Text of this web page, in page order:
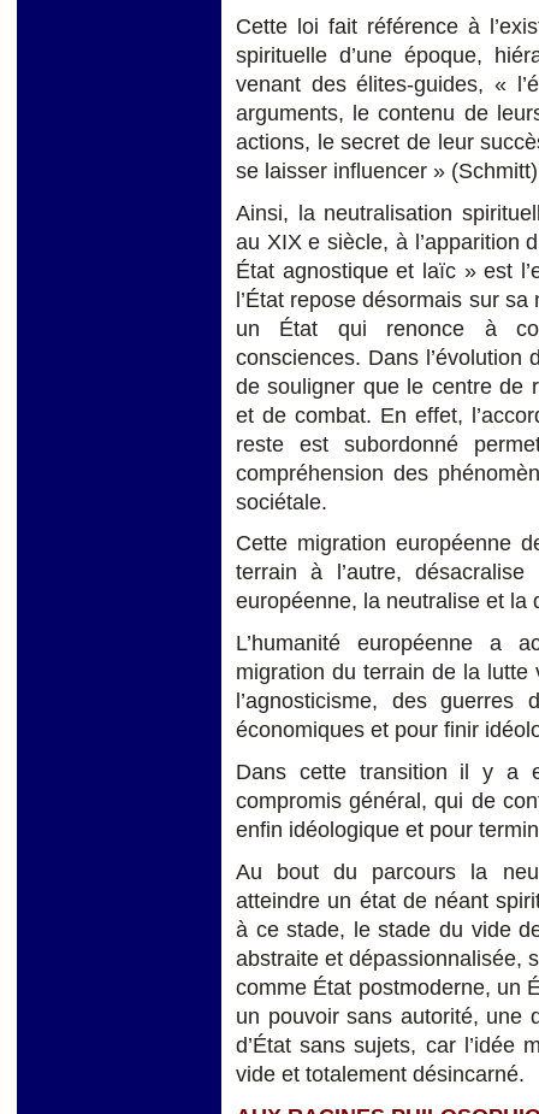
Cette loi fait référence à
spirituelle d’une époque,
venant des élites-guides, «
arguments, le contenu de
actions, le secret de leur
se laisser influencer »
Ainsi, la neutralisation
au XIX e siècle, à l’apparition
État agnostique et laïc » est
l’État repose désormais sur
un État qui renonce à
consciences. Dans l’évolution
de souligner que le centre de
et de combat. En effet,
reste est subordonné
compréhension des
sociétale.
Cette migration européenne
terrain à l’autre, désacralise
européenne, la neutralise et la
L’humanité européenne a
migration du terrain de la
l’agnosticisme, des
économiques et pour finir
Dans cette transition il y a
compromis général, qui de
enfin idéologique et pour
Au bout du parcours la
atteindre un état de néant
à ce stade, le stade du vide
abstraite et dépassionnalisée,
comme État postmoderne, un
un pouvoir sans autorité, une
d’État sans sujets, car l’idée
vide et totalement désincarné.